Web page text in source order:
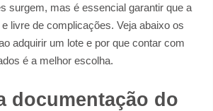
surgem, mas é essencial garantir que a
livre de complicações. Veja abaixo os
adquirir um lote e por que contar com
é a melhor escolha.
documentação do